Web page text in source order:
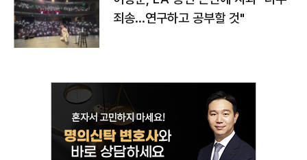
죄송…연구하고 공부할 것"